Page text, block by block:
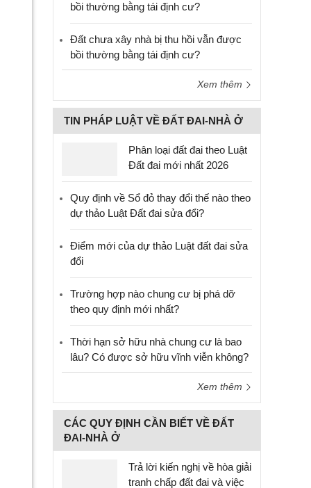
bồi thường bằng tái định cư?
Đất chưa xây nhà bị thu hồi vẫn được
bồi thường bằng tái định cư?
Xem thêm
TIN PHÁP LUẬT VỀ ĐẤT ĐAI-NHÀ Ở
Phân loại đất đai theo Luật
Đất đai mới nhất 2026
Quy định về Sổ đỏ thay đổi thế nào theo
dự thảo Luật Đất đai sửa đổi?
Điểm mới của dự thảo Luật đất đai sửa
đổi
Trường hợp nào chung cư bị phá dỡ
theo quy định mới nhất?
Thời hạn sở hữu nhà chung cư là bao
lâu? Có được sở hữu vĩnh viễn không?
Xem thêm
CÁC QUY ĐỊNH CẦN BIẾT VỀ ĐẤT
ĐAI-NHÀ Ở
Trả lời kiến nghị về hòa giải
tranh chấp đất đai và việc